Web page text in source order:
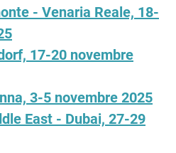
- Venaria Reale, 18-
17-20 novembre
3-5 novembre 2025
East - Dubai, 27-29